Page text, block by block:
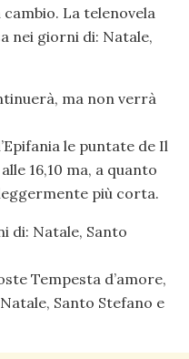
La telenovela
nei giorni di: Natale,
ma non verrà
le puntate de Il
16,10 ma, a quanto
più corta.
di: Natale, Santo
Tempesta d’amore,
Santo Stefano e